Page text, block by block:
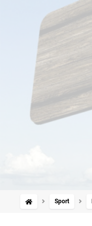
Sport